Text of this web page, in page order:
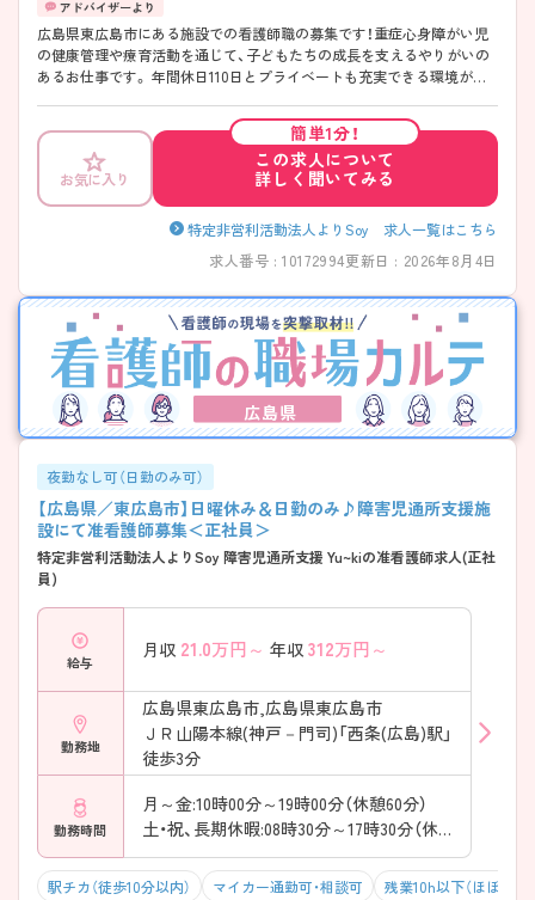
広島県東広島市にある施設での看護師職の募集です！重症心身障がい児
の健康管理や療育活動を通じて、子どもたちの成長を支えるやりがいの
あるお仕事です。 年間休日110日とプライベートも充実できる環境が整
お気軽にお問い合わせください。
お気に入り
簡単1分！
この求人について
詳しく聞いてみる
特定非営利活動法人よりSoy 求人一覧はこちら
求人番号 : 10172994更新日 : 2026年8月4日
広島県
夜勤なし可（日勤のみ可）
【広島県／東広島市】日曜休み＆日勤のみ♪障害児通所支援施
設にて准看護師募集＜正社員＞
特定非営利活動法人よりSoy 障害児通所支援 Yu~kiの准看護師求人(正社
員)
給与
月収 21.0万円～ 年収 312万円～
勤務地
広島県東広島市,広島県東広島市
ＪＲ山陽本線(神戸－門司)「西条(広島)駅」
徒歩3分
勤務時間
月～金:10時00分～19時00分（休憩60分）
土・祝、長期休暇:08時30分～17時30分（休憩60分）
駅チカ（徒歩10分以内） マイカー通勤可・相談可 残業10h以下（ほぼなし）